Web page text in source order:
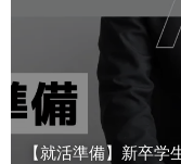
【就活準備】新卒